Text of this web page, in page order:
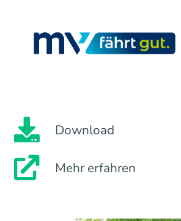
Download
Mehr erfahren